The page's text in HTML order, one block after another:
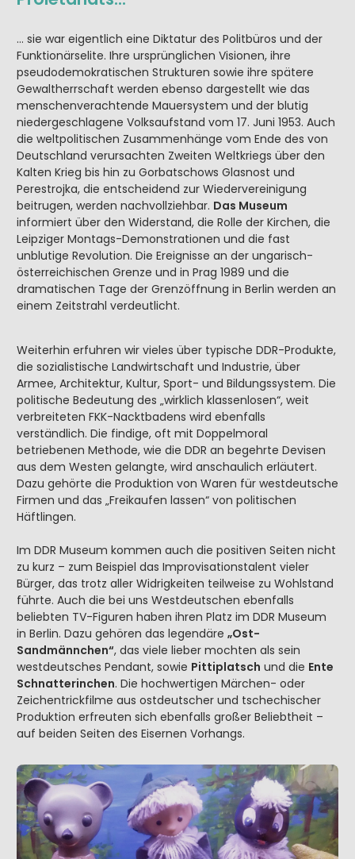
… sie war eigentlich eine Diktatur des Politbüros und der
Funktionärselite. Ihre ursprünglichen Visionen, ihre
pseudodemokratischen Strukturen sowie ihre spätere
Gewaltherrschaft werden ebenso dargestellt wie das
menschenverachtende Mauersystem und der blutig
niedergeschlagene Volksaufstand vom 17. Juni 1953. Auch
die weltpolitischen Zusammenhänge vom Ende des von
Deutschland verursachten Zweiten Weltkriegs über den
Kalten Krieg bis hin zu Gorbatschows Glasnost und
Perestrojka, die entscheidend zur Wiedervereinigung
beitrugen, werden nachvollziehbar. Das Museum
informiert über den Widerstand, die Rolle der Kirchen, die
Leipziger Montags-Demonstrationen und die fast
unblutige Revolution. Die Ereignisse an der ungarisch-
österreichischen Grenze und in Prag 1989 und die
dramatischen Tage der Grenzöffnung in Berlin werden an
einem Zeitstrahl verdeutlicht.
Weiterhin erfuhren wir vieles über typische DDR-Produkte,
die sozialistische Landwirtschaft und Industrie, über
Armee, Architektur, Kultur, Sport- und Bildungssystem. Die
politische Bedeutung des „wirklich klassenlosen“, weit
verbreiteten FKK-Nacktbadens wird ebenfalls
verständlich. Die findige, oft mit Doppelmoral
betriebenen Methode, wie die DDR an begehrte Devisen
aus dem Westen gelangte, wird anschaulich erläutert.
Dazu gehörte die Produktion von Waren für westdeutsche
Firmen und das „Freikaufen lassen“ von politischen
Häftlingen.
Im DDR Museum kommen auch die positiven Seiten nicht
zu kurz – zum Beispiel das Improvisationstalent vieler
Bürger, das trotz aller Widrigkeiten teilweise zu Wohlstand
führte. Auch die bei uns Westdeutschen ebenfalls
beliebten TV-Figuren haben ihren Platz im DDR Museum
in Berlin. Dazu gehören das legendäre „Ost-
Sandmännchen“, das viele lieber mochten als sein
westdeutsches Pendant, sowie Pittiplatsch und die Ente
Schnatterinchen. Die hochwertigen Märchen- oder
Zeichentrickfilme aus ostdeutscher und tschechischer
Produktion erfreuten sich ebenfalls großer Beliebtheit –
auf beiden Seiten des Eisernen Vorhangs.